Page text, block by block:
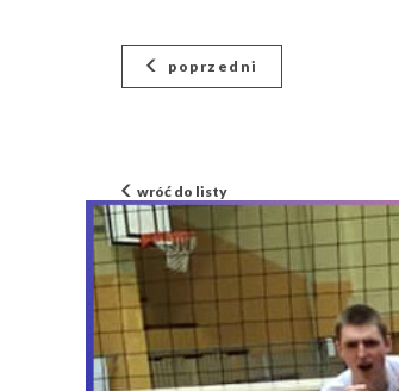
poprzedni
wróć do listy